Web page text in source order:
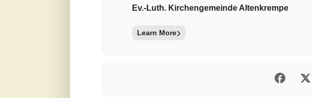
Ev.-Luth. Kirchengemeinde Altenkrempe
Learn More